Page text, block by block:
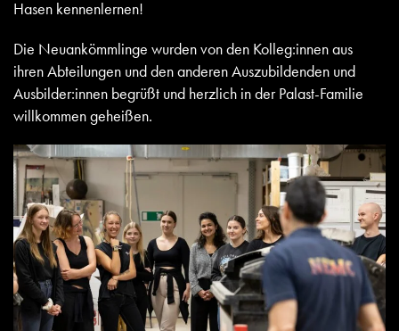
Hasen kennenlernen!
Die Neuankömmlinge wurden von den Kolleg:innen aus
ihren Abteilungen und den anderen Auszubildenden und
Ausbilder:innen begrüßt und herzlich in der Palast-Familie
willkommen geheißen.